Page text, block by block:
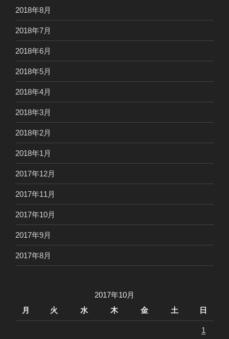
2018年8月
2018年7月
2018年6月
2018年5月
2018年4月
2018年3月
2018年2月
2018年1月
2017年12月
2017年11月
2017年10月
2017年9月
2017年8月
2017年10月
月
火 水 木 金 土 日
1